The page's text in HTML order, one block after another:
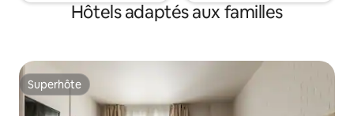
Hôtels adaptés aux familles
Superhôte
Superhôte